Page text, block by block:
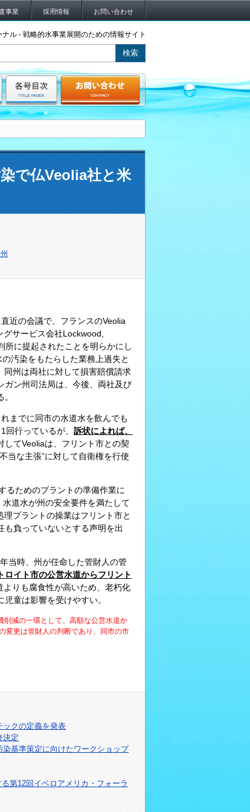
事業 採用情報 お問い合わせ
ル - 戦略的水事業展開のための情報サイト
で仏Veolia社と米
近の会議で、フランスのVeolia
サービス会社Lockwood,
に提起されたことを明らかにし
汚染をもたらした業務上過失と
州は両社に対して損害賠償請求
ガン州司法局は、今後、両社及び
までに同市の水道水を飲んでも
行っているが、 訴状によれば、
してVeoliaは、フリント市との契
当な主張”に対して自衛権を行使
るためのプラントの準備作業に
道水が州の安全要件を満たして
プラントの操業はフリント市と
負っていないとする声明を出
当時、州が任命した管財人の管
ロイト市の公営水道からフリント
りも腐食性が高いため、老朽化
童は影響を受けやすい。
減の一環として、高額な公営水道か
変更は管財人の判断であり、同市の市
ックの定義を発表
決定
基準策定に向けたワークショップ
第12回イベロアメリカ・フォーラ